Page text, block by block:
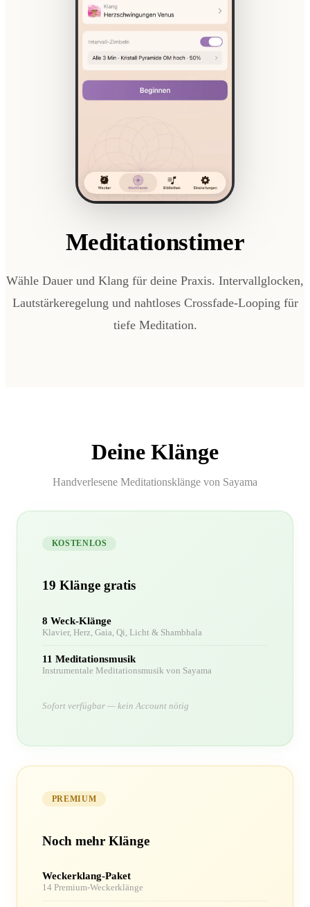
Meditationstimer
Wähle Dauer und Klang für deine Praxis. Intervallglocken,
Lautstärkeregelung und nahtloses Crossfade-Looping für
tiefe Meditation.
Deine Klänge
Handverlesene Meditationsklänge von Sayama
KOSTENLOS
19 Klänge gratis
8 Weck-Klänge
Klavier, Herz, Gaia, Qi, Licht & Shambhala
11 Meditationsmusik
Instrumentale Meditationsmusik von Sayama
Sofort verfügbar — kein Account nötig
PREMIUM
Noch mehr Klänge
Weckerklang-Paket
14 Premium-Weckerklänge